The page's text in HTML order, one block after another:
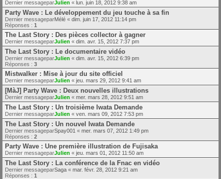
Dernier messageparJulien « lun. juin 18, 2012 9:38 am
Party Wave : Le développement du jeu touche à sa fin
Dernier messageparMélé « dim. juin 17, 2012 11:14 pm
Réponses : 1
The Last Story : Des pièces collector à gagner
Dernier messageparJulien « dim. avr. 15, 2012 7:37 pm
The Last Story : Le documentaire vidéo
Dernier messageparJulien « dim. avr. 15, 2012 6:39 pm
Réponses : 3
Mistwalker : Mise à jour du site officiel
Dernier messageparJulien « jeu. mars 29, 2012 9:41 am
[MàJ] Party Wave : Deux nouvelles illustrations
Dernier messageparJulien « mer. mars 28, 2012 9:51 am
The Last Story : Un troisième Iwata Demande
Dernier messageparJulien « ven. mars 09, 2012 7:53 pm
The Last Story : Un nouvel Iwata Demande
Dernier messageparSpay001 « mer. mars 07, 2012 1:49 pm
Réponses : 2
Party Wave : Une première illustration de Fujisaka
Dernier messageparJulien « jeu. mars 01, 2012 11:50 am
The Last Story : La conférence de la Fnac en vidéo
Dernier messageparSaga « mar. févr. 28, 2012 9:21 am
Réponses : 1